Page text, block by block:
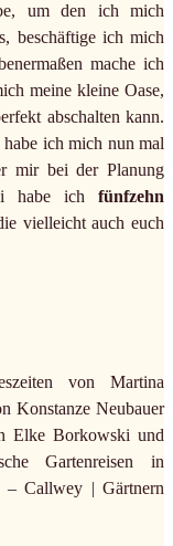
um den ich mich
beschäftige ich mich
mache ich
meine kleine Oase,
abschalten kann.
ich mich nun mal
mir bei der Planung
habe ich fünfzehn
vielleicht auch euch
von Martina
Konstanze Neubauer
Elke Borkowski und
Gartenreisen in
Callwey | Gärtnern